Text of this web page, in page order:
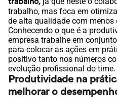
trabalho, mas foca em
de alta qualidade com menos
Conhecendo o que é a
empresa trabalhe em
para colocar as ações em
positivo tanto nos números
evolução profissional do
Produtividade na
melhorar o